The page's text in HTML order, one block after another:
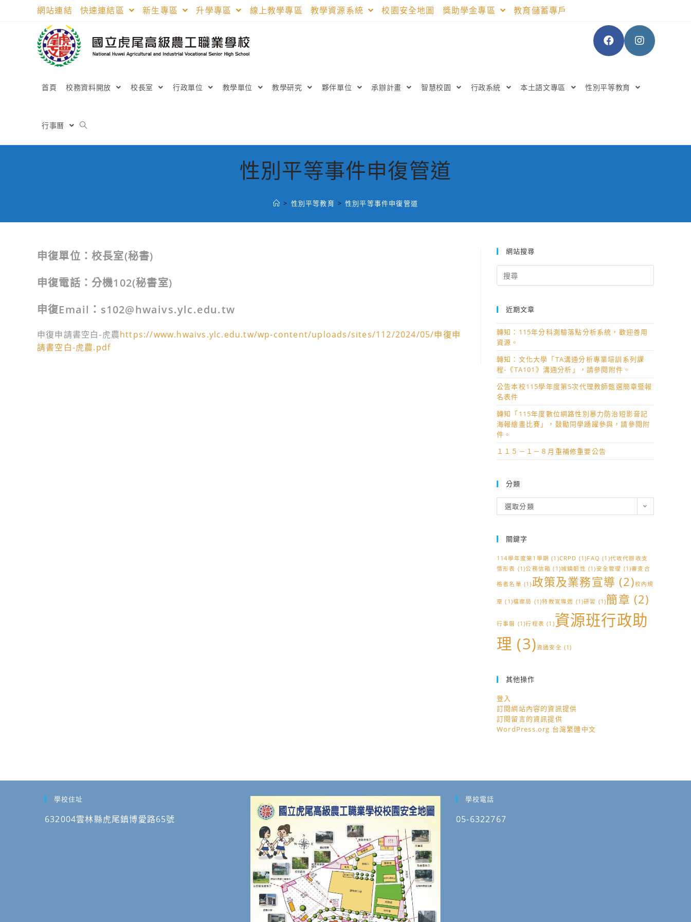
網站連結 快速連結區 新生專區 升學專區 線上教學專區 教學資源系統 校園安全地圖 獎助學金專區 教育儲蓄專戶
首頁 校務資料開放 校長室 行政單位 教學單位 教學研究 夥伴單位 承辦計畫 智慧校園 行政系統 本土語文專區 性別平等教育
行事曆
性別平等事件申復管道
> 性別平等教育 > 性別平等事件申復管道
申復單位：校長室(秘書)
申復電話：分機102(秘書室)
申復Email：s102@hwaivs.ylc.edu.tw
申復申請書空白-虎農https://www.hwaivs.ylc.edu.tw/wp-content/uploads/sites/112/2024/05/申復申
請書空白-虎農.pdf
網站搜尋
for:
近期文章
轉知：115年分科測驗落點分析系統，歡迎善用
資源。
轉知：文化大學「TA溝通分析專業培訓系列課
程-《TA101》溝通分析」，請參閱附件。
公告本校115學年度第5次代理教師甄選簡章暨報
名表件
轉知「115年度數位網路性別暴力防治短影音記
海報繪畫比賽」，鼓勵同學踴躍參與，請參閱附
件。
１１５－１－８月重補修重要公告
分類
類
選取分類
關鍵字
114學年度第1學期 (1)CRPD (1)FAQ (1)代收代辦收支
情形表 (1)公務信箱 (1)城鎮韌性 (1)安全管理 (1)審查合
格者名單 (1)政策及業務宣導 (2)校內規
章 (1)檔案局 (1)特教宣導週 (1)研習 (1)簡章 (2)
行事曆 (1)行程表 (1)資源班行政助
理 (3)資通安全 (1)
其他操作
登入
訂閱網站內容的資訊提供
訂閱留言的資訊提供
WordPress.org 台灣繁體中文
學校住址
632004雲林縣虎尾鎮博愛路65號
學校電話
05-6322767